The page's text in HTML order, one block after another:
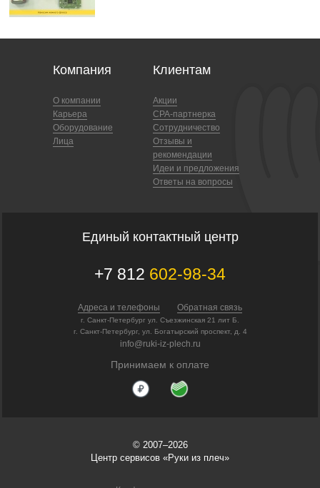
Компания
О компании
Карьера
Оборудование
Лица
Клиентам
Акции
CPA-партнерка
Сотрудничество
Отзывы и
рекомендации
Идеи и предложения
Ответы на вопросы
Единый контактный центр
+7 812 602-98-34
Адреса и телефоны Обратная связь
г. Санкт-Петербург ул. Съезжинская 21 лит Б.
г. Санкт-Петербург, ул. Богатырский проспект, д. 4
info@ruki-iz-plech.ru
Принимаем к оплате
© 2007–2026
Центр сервисов «Руки из плеч»